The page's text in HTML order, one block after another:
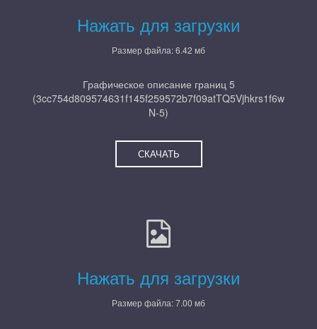
Нажать для загрузки
Размер файла: 6.42 мб
Графическое описание границ 5
(3cc754d809574631f145f259572b7f09atTQ5Vjhkrs1f6w
N-5)
СКАЧАТЬ
Нажать для загрузки
Размер файла: 7.00 мб